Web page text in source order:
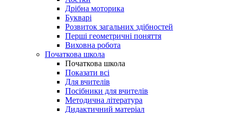
Дрібна моторика
Букварі
Розвиток загальних здібностей
Перші геометричні поняття
Виховна робота
Початкова школа
Початкова школа
Показати всі
Для вчителів
Посібники для вчителів
Методична література
Дидактичний матеріал